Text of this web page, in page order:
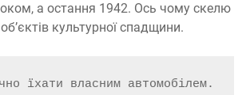
а остання 1942. Ось чому скелю
культурної спадщини.
їхати власним автомобілем.